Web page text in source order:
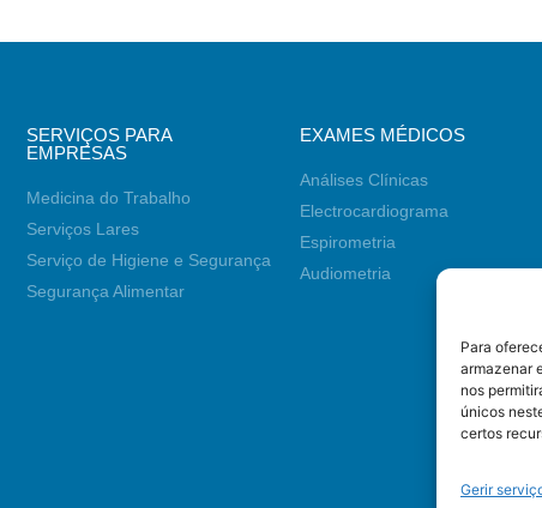
Para
armazenar
nos
únicos
certos
Gerir
SERVIÇOS PARA
EMPRESAS
Medicina do Trabalho
Serviços Lares
Serviço de Higiene e Segurança
Segurança Alimentar
EXAMES MÉDICOS
Análises Clínicas
Electrocardiograma
Espirometria
Audiometria